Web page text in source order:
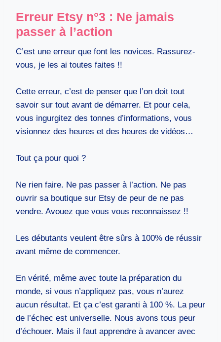
Erreur Etsy n°3 : Ne jamais
passer à l’action
C’est une erreur que font les novices. Rassurez-
vous, je les ai toutes faites !!
Cette erreur, c’est de penser que l’on doit tout
savoir sur tout avant de démarrer. Et pour cela,
vous ingurgitez des tonnes d’informations, vous
visionnez des heures et des heures de vidéos…
Tout ça pour quoi ?
Ne rien faire. Ne pas passer à l’action. Ne pas
ouvrir sa boutique sur Etsy de peur de ne pas
vendre. Avouez que vous vous reconnaissez !!
Les débutants veulent être sûrs à 100% de réussir
avant même de commencer.
En vérité, même avec toute la préparation du
monde, si vous n’appliquez pas, vous n’aurez
aucun résultat. Et ça c’est garanti à 100 %. La peur
de l’échec est universelle. Nous avons tous peur
d’échouer. Mais il faut apprendre à avancer avec